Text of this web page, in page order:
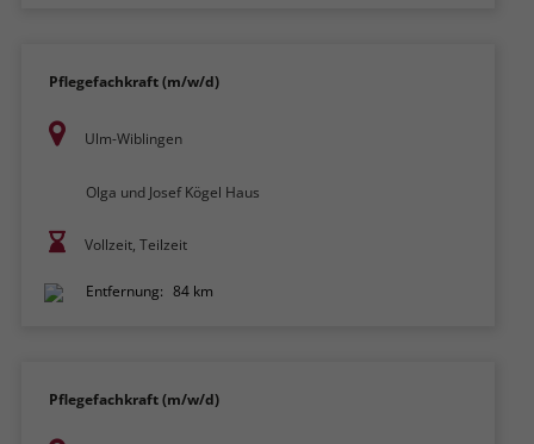
Pflegefachkraft (m/w/d)
Ulm-Wiblingen
Olga und Josef Kögel Haus
Vollzeit, Teilzeit
Entfernung: 84 km
Pflegefachkraft (m/w/d)